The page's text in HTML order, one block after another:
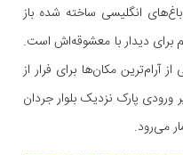
انگلیسی ساخته شده باز
برای دیدار با معشوقه‌اش است.
آرام‌ترین مکان‌ها برای فرار از
پارک نزدیک بلوار جردان
می‌رود.